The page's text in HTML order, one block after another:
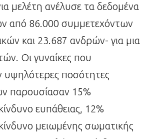
μελέτη ανέλυσε τα δεδομένα
από 86.000 συμμετεχόντων
και 23.687 ανδρών- για μια
Οι γυναίκες που
υψηλότερες ποσότητες
παρουσίασαν 15%
ευπάθειας, 12%
μειωμένης σωματικής